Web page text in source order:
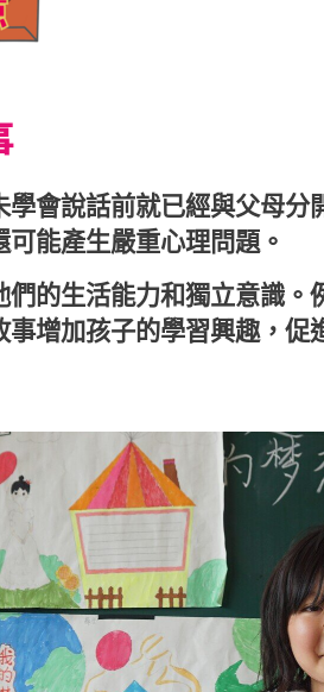
會說話前就已經與父母分
能產生嚴重心理問題。
們的生活能力和獨立意識
增加孩子的學習興趣，促